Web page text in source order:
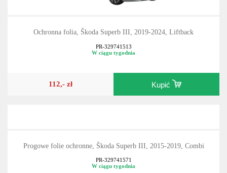
Ochronna folia, Škoda Superb III, 2019-2024, Liftback
PR-329741513
W ciągu tygodnia
112,- zł Kupić
Progowe folie ochronne, Škoda Superb III, 2015-2019, Combi
PR-329741571
W ciągu tygodnia